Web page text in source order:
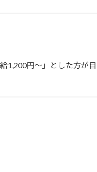
1,200円〜」とした方が目